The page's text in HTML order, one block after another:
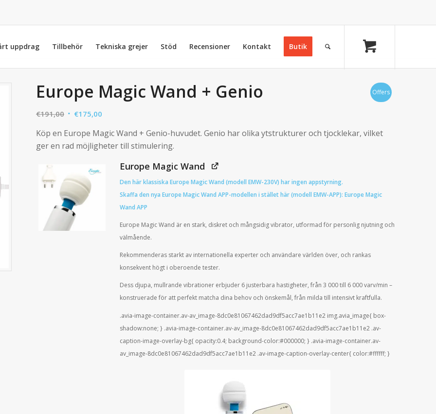
uppdrag Tillbehör Tekniska grejer Stöd Recensioner Kontakt Butik
Offers
Europe Magic Wand + Genio
€191,00 Det
priset
var:
€175,00Det
priset
är:
Köp en Europe Magic Wand + Genio-huvudet. Genio har olika ytstrukturer och tjocklekar, vilket
ger en rad möjligheter till stimulering.
Europe Magic Wand
Den här klassiska Europe Magic Wand (modell EMW-230V) har ingen appstyrning.
Skaffa den nya Europe Magic Wand APP-modellen i stället här (modell EMW-APP): Europe Magic
Wand APP
Europe Magic Wand är en stark, diskret och mångsidig vibrator, utformad för personlig njutning och
välmående.
Rekommenderas starkt av internationella experter och användare världen över, och rankas
konsekvent högt i oberoende tester.
Dess djupa, mullrande vibrationer erbjuder 6 justerbara hastigheter, från 3 000 till 6 000 varv/min –
konstruerade för att perfekt matcha dina behov och önskemål, från milda till intensivt kraftfulla.
.avia-image-container.av-av_image-8dc0e81067462dad9df5acc7ae1b11e2 img.avia_image{ box-
shadow:none; } .avia-image-container.av-av_image-8dc0e81067462dad9df5acc7ae1b11e2 .av-
caption-image-overlay-bg{ opacity:0.4; background-color:#000000; } .avia-image-container.av-
av_image-8dc0e81067462dad9df5acc7ae1b11e2 .av-image-caption-overlay-center{ color:#ffffff; }
Europe Magic Wand med
fjärrkontroll via app.